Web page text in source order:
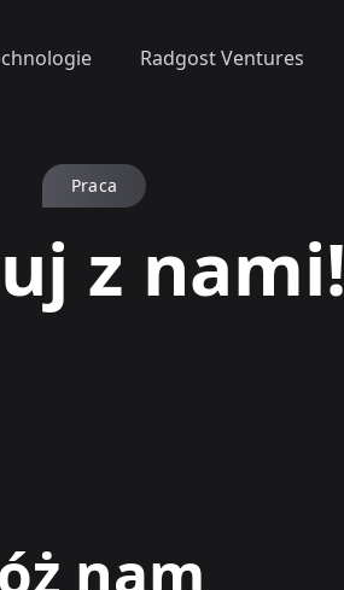
Radgost Ventures
Praca
z nami!
nam